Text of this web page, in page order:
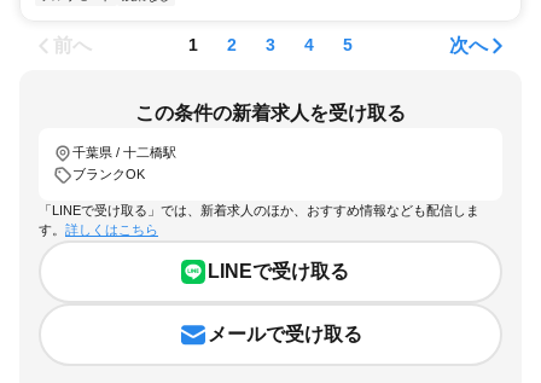
前へ 1 2 3 4 5 次へ
この条件の新着求人を受け取る
千葉県 / 十二橋駅
ブランクOK
「LINEで受け取る」では、新着求人のほか、おすすめ情報なども配信しま
す。 詳しくはこちら
LINEで受け取る
メールで受け取る